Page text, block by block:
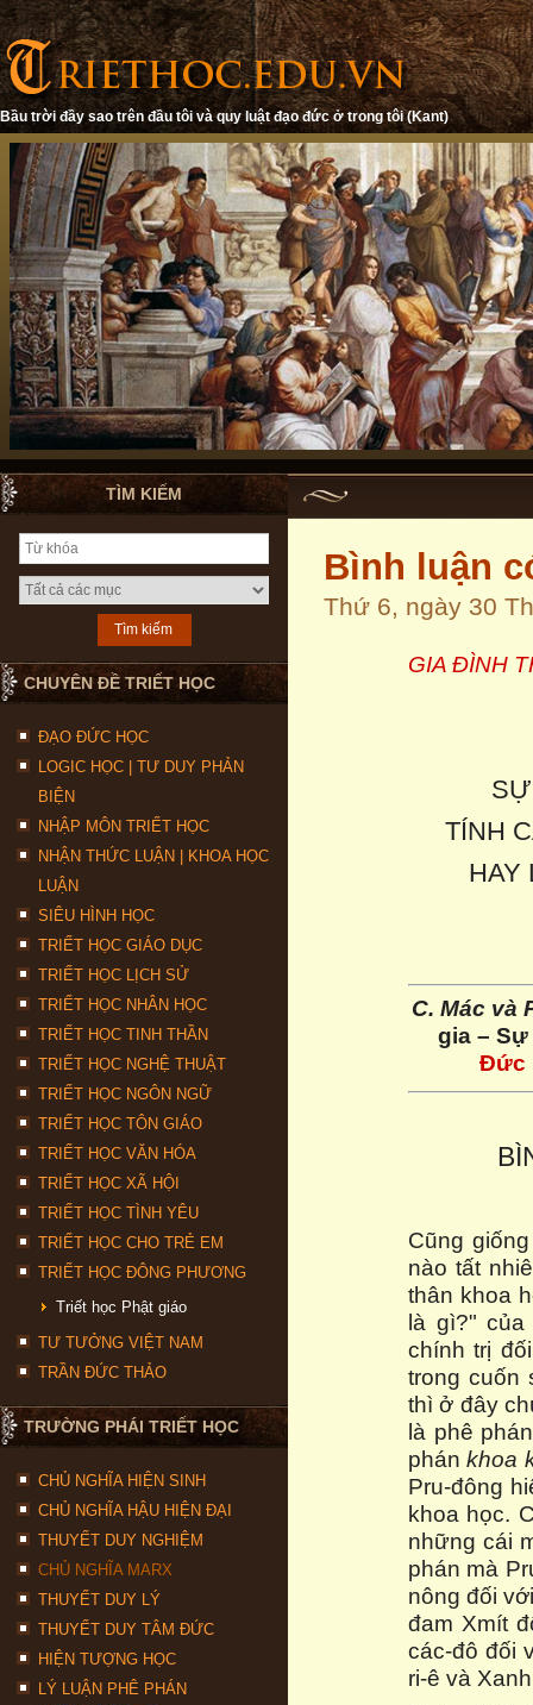
Bầu trời đầy sao trên đầu tôi và quy luật đạo đức ở trong tôi (Kant)
TÌM KIẾM
CHUYÊN ĐỀ TRIẾT HỌC
ĐẠO ĐỨC HỌC
LOGIC HỌC | TƯ DUY PHẢN
BIỆN
NHẬP MÔN TRIẾT HỌC
NHẬN THỨC LUẬN | KHOA HỌC
LUẬN
SIÊU HÌNH HỌC
TRIẾT HỌC GIÁO DỤC
TRIẾT HỌC LỊCH SỬ
TRIẾT HỌC NHÂN HỌC
TRIẾT HỌC TINH THẦN
TRIẾT HỌC NGHỆ THUẬT
TRIẾT HỌC NGÔN NGỮ
TRIẾT HỌC TÔN GIÁO
TRIẾT HỌC VĂN HÓA
TRIẾT HỌC XÃ HỘI
TRIẾT HỌC TÌNH YÊU
TRIẾT HỌC CHO TRẺ EM
TRIẾT HỌC ĐÔNG PHƯƠNG
Triết học Phật giáo
TƯ TƯỞNG VIỆT NAM
TRẦN ĐỨC THẢO
TRƯỜNG PHÁI TRIẾT HỌC
CHỦ NGHĨA HIỆN SINH
CHỦ NGHĨA HẬU HIỆN ĐẠI
THUYẾT DUY NGHIỆM
CHỦ NGHĨA MARX
THUYẾT DUY LÝ
THUYẾT DUY TÂM ĐỨC
HIỆN TƯỢNG HỌC
LÝ LUẬN PHÊ PHÁN
Bình luận
Thứ 6, ngày 30
GIA ĐÌNH
TÍNH
HAY
C. Mác và
gia – Sự
Đức
Cũng
nào tất
thân khoa
là gì?" của
chính trị
trong cuốn
thì ở đây
là phê
phánkhoa
Pru-đông
khoa học.
những cái
phán mà
nông đối
đam Xmít
các-đô đối
ri-ê và